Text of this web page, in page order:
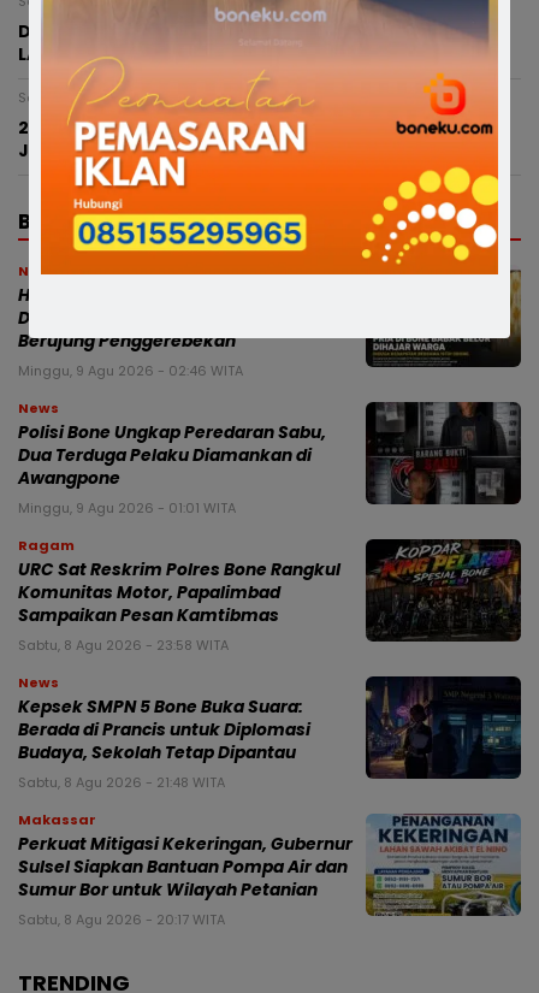
Dispar Bone Ajak Majukan UMKM Lewat Peluncuran
LAGO TERMANIS di Desa Lattekko
Senin, 29 Juni 2026 - 09:38 WITA
25 Tim Bertarung Sengit, AE LAMONE Keluar Sebagai
Juara Mobile Legends Kapolri Cup Bone
BERITA TERBARU
News
Heboh! Suami Kerja di Luar Kota, Istri
Diduga “Digoyang” Pria Lain hingga
Berujung Penggerebekan
Minggu, 9 Agu 2026 - 02:46 WITA
News
Polisi Bone Ungkap Peredaran Sabu,
Dua Terduga Pelaku Diamankan di
Awangpone
Minggu, 9 Agu 2026 - 01:01 WITA
Ragam
URC Sat Reskrim Polres Bone Rangkul
Komunitas Motor, Papalimbad
Sampaikan Pesan Kamtibmas
Sabtu, 8 Agu 2026 - 23:58 WITA
News
Kepsek SMPN 5 Bone Buka Suara:
Berada di Prancis untuk Diplomasi
Budaya, Sekolah Tetap Dipantau
Sabtu, 8 Agu 2026 - 21:48 WITA
Makassar
Perkuat Mitigasi Kekeringan, Gubernur
Sulsel Siapkan Bantuan Pompa Air dan
Sumur Bor untuk Wilayah Petanian
Sabtu, 8 Agu 2026 - 20:17 WITA
TRENDING